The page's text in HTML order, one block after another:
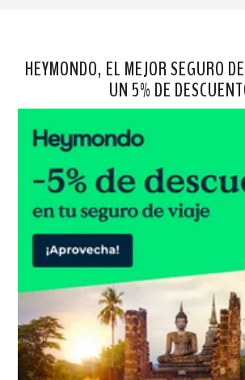
HEYMONDO, EL MEJOR SEGURO
UN 5% DE